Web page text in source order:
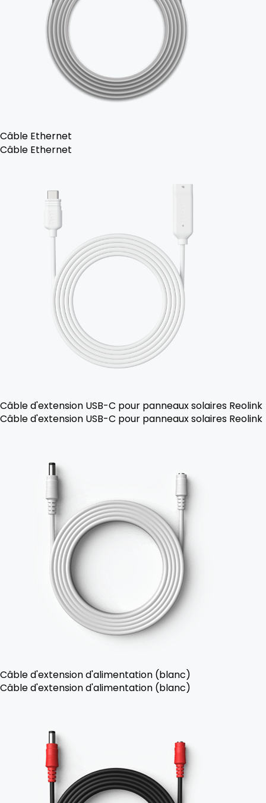
Câble Ethernet
Câble Ethernet
Câble d'extension USB-C pour panneaux solaires Reolink
Câble d'extension USB-C pour panneaux solaires Reolink
Câble d'extension d'alimentation (blanc)
Câble d'extension d'alimentation (blanc)